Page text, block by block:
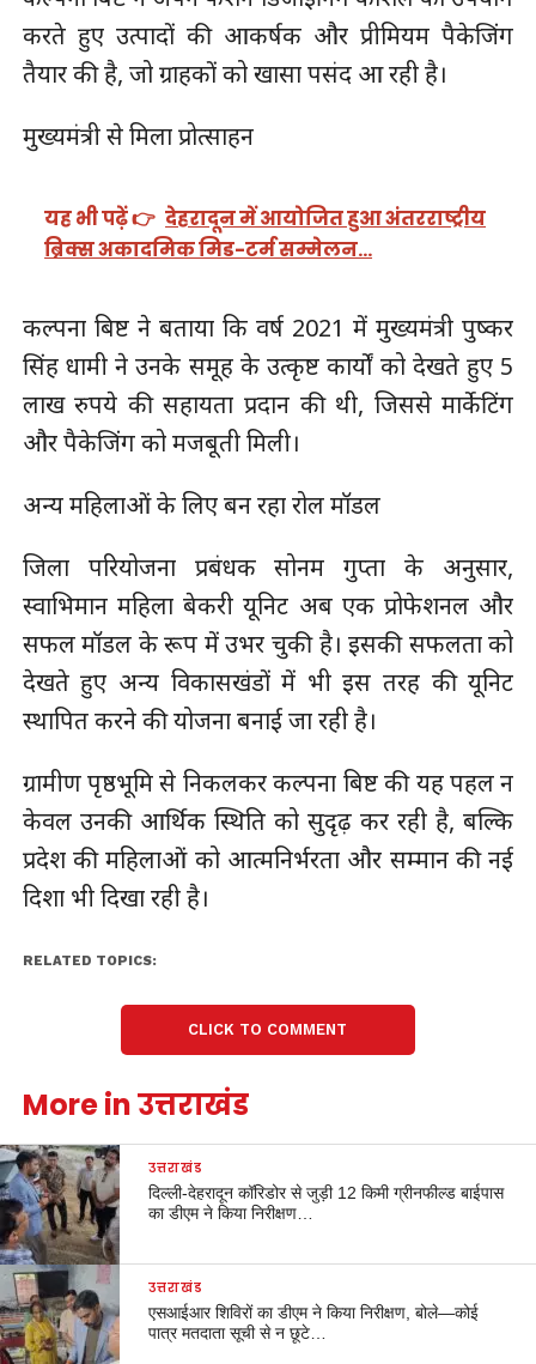
करते हुए उत्पादों की आकर्षक और प्रीमियम पैकेजिंग
तैयार की है, जो ग्राहकों को खासा पसंद आ रही है।
मुख्यमंत्री से मिला प्रोत्साहन
यह भी पढ़ें 👉 देहरादून में आयोजित हुआ अंतरराष्ट्रीय
ब्रिक्स अकादमिक मिड-टर्म सम्मेलन…
कल्पना बिष्ट ने बताया कि वर्ष 2021 में मुख्यमंत्री पुष्कर
सिंह धामी ने उनके समूह के उत्कृष्ट कार्यों को देखते हुए 5
लाख रुपये की सहायता प्रदान की थी, जिससे मार्केटिंग
और पैकेजिंग को मजबूती मिली।
अन्य महिलाओं के लिए बन रहा रोल मॉडल
जिला परियोजना प्रबंधक सोनम गुप्ता के अनुसार,
स्वाभिमान महिला बेकरी यूनिट अब एक प्रोफेशनल और
सफल मॉडल के रूप में उभर चुकी है। इसकी सफलता को
देखते हुए अन्य विकासखंडों में भी इस तरह की यूनिट
स्थापित करने की योजना बनाई जा रही है।
ग्रामीण पृष्ठभूमि से निकलकर कल्पना बिष्ट की यह पहल न
केवल उनकी आर्थिक स्थिति को सुदृढ़ कर रही है, बल्कि
प्रदेश की महिलाओं को आत्मनिर्भरता और सम्मान की नई
दिशा भी दिखा रही है।
RELATED TOPICS:
CLICK TO COMMENT
More in उत्तराखंड
उत्तराखंड
दिल्ली-देहरादून कॉरिडोर से जुड़ी 12 किमी ग्रीनफील्ड बाईपास
का डीएम ने किया निरीक्षण…
उत्तराखंड
एसआईआर शिविरों का डीएम ने किया निरीक्षण, बोले—कोई
पात्र मतदाता सूची से न छूटे…